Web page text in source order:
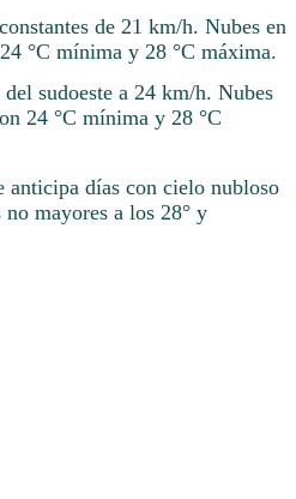
de 21 km/h. Nubes en
°C mínima y 28 °C máxima.
sudoeste a 24 km/h. Nubes
24 °C mínima y 28 °C
anticipa días con cielo nubloso
mayores a los 28° y